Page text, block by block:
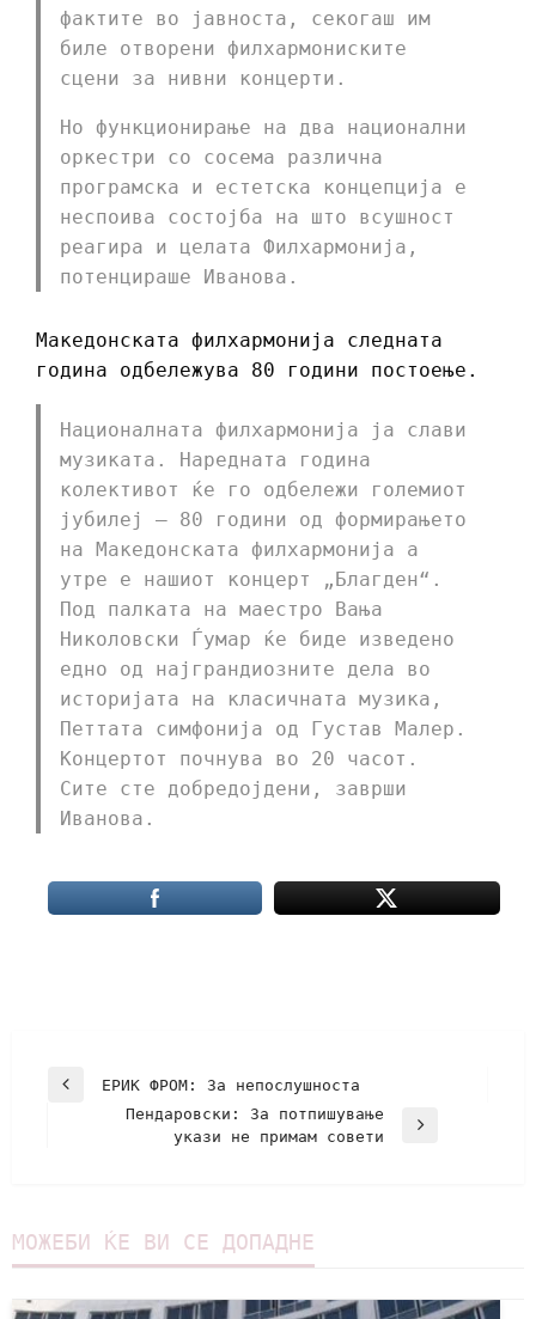
фактите во јавноста, секогаш им
биле отворени филхармониските
сцени за нивни концерти.
Но функционирање на два национални
оркестри со сосема различна
програмска и естетска концепција е
неспоива состојба на што всушност
реагира и целата Филхармонија,
потенцираше Иванова.
Македонската филхармонија следната
година одбележува 80 години постоење.
Националната филхармонија ја слави
музиката. Наредната година
колективот ќе го одбележи големиот
јубилеј – 80 години од формирањето
на Македонската филхармонија а
утре е нашиот концерт „Благден“.
Под палката на маестро Вања
Николовски Ѓумар ќе биде изведено
едно од најграндиозните дела во
историјата на класичната музика,
Петтата симфонија од Густав Малер.
Концертот почнува во 20 часот.
Сите сте добредојдени, заврши
Иванова.
ЕРИК ФРОМ: За непослушноста
Пендаровски: За потпишување
укази не примам совети
МОЖЕБИ ЌЕ ВИ СЕ ДОПАДНЕ